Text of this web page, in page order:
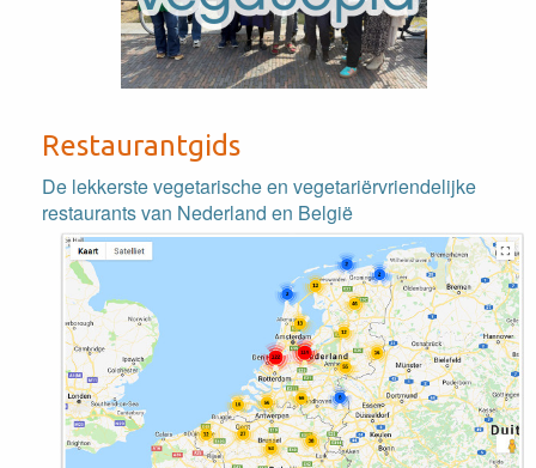
Restaurantgids
De lekkerste vegetarische en vegetariërvriendelijke
restaurants van Nederland en België